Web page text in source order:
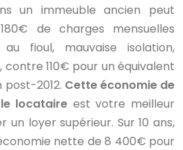
un immeuble ancien peut
de charges mensuelles
fioul, mauvaise isolation,
contre 110€ pour un équivalent
2012. Cette économie de
locataire est votre meilleur
un loyer supérieur. Sur 10 ans,
nette de 8 400€ pour